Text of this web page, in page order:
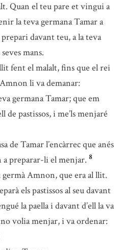
Quan el teu pare et vingui a
la teva germana Tamar a
davant teu, a la teva
mans.
fent el malalt, fins que el rei
li va demanar:
germana Tamar; que em
pastissos, i me’ls menjaré
de Tamar l’encàrrec que anés
a preparar-li el menjar. 8
germà Amnon, que era al llit.
els pastissos al seu davant
la paella i davant d’ell la va
volia menjar, i va ordenar: